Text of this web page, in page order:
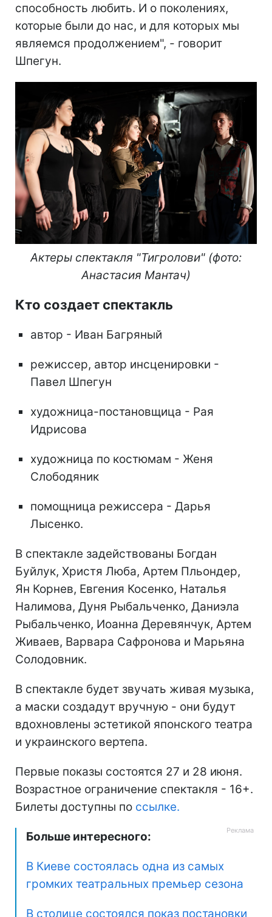
способность любить. И о поколениях,
которые были до нас, и для которых мы
являемся продолжением", - говорит
Шпегун.
Актеры спектакля "Тигролови" (фото:
Анастасия Мантач)
Кто создает спектакль
автор - Иван Багряный
режиссер, автор инсценировки -
Павел Шпегун
художница-постановщица - Рая
Идрисова
художница по костюмам - Женя
Слободяник
помощница режиссера - Дарья
Лысенко.
В спектакле задействованы Богдан
Буйлук, Христя Люба, Артем Пльондер,
Ян Корнев, Евгения Косенко, Наталья
Налимова, Дуня Рыбальченко, Даниэла
Рыбальченко, Иоанна Деревянчук, Артем
Живаев, Варвара Сафронова и Марьяна
Солодовник.
В спектакле будет звучать живая музыка,
а маски создадут вручную - они будут
вдохновлены эстетикой японского театра
и украинского вертепа.
Первые показы состоятся 27 и 28 июня.
Возрастное ограничение спектакля - 16+.
Билеты доступны по ссылке.
Больше интересного:
В Киеве состоялась одна из самых
громких театральных премьер сезона
В столице состоялся показ постановки